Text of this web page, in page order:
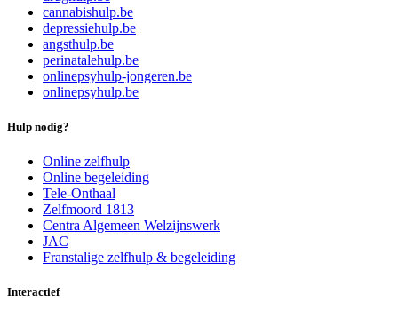
cannabishulp.be
depressiehulp.be
angsthulp.be
perinatalehulp.be
onlinepsyhulp-jongeren.be
onlinepsyhulp.be
Hulp nodig?
Online zelfhulp
Online begeleiding
Tele-Onthaal
Zelfmoord 1813
Centra Algemeen Welzijnswerk
JAC
Franstalige zelfhulp & begeleiding
Interactief